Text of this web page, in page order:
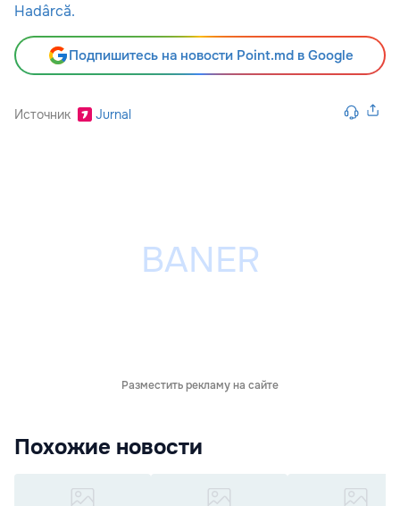
Hadârcă.
Подпишитесь на новости Point.md в Google
Источник Jurnal
Разместить рекламу на сайте
Похожие новости